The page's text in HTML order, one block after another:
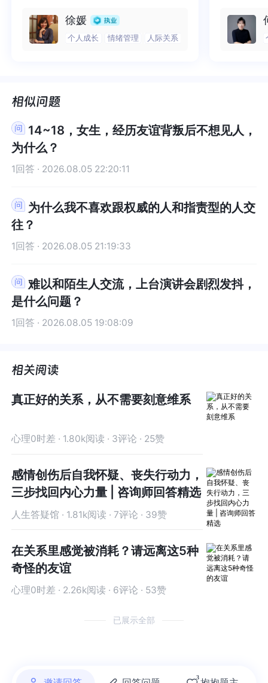
也可以针对这段关系来写，表达即舒缓，当你能够
去真诚一致地写出自己最真实的感受，就是在处理
的背后，你的具体信念是什么，这个是一个很好的
了，说明我没有价值了，我就不值得被喜欢等等。
你会发现，真正让你难受的是这些内在对自己的攻
的想法，比如，她可能会觉得，真好，有三个人可
差别，也是因为我们不同的人生经历形成了不同的
思维模式，但这个思维模式是可以改变的，告诉自
想法的，比如，他们两个好，不意味着我不好，我
价值的等等。当然，转变肯定不是一蹴而就的，而
是需要循序渐进，你也可以暂时想一些可以更好的
是否可以和她一起两个人相处，你比较喜欢这样的
方面，我们也可以慢慢过渡，试着有时候两个人相
处，有时候三个人一起，因为要一下子完全适应三
个人的关系，也是很难的。最后，我想说，要彻底
打破这个循坏，还需要回到自己，就是不通过任何
关系来确定自己的价值，而是处理好和自己的关
系，放下对理想父母和理想朋友的期待后，我们要
形成一个永远不会抛弃自己的稳定的客体，这样，
你才能真正走向独立，那个时候，你在多元关系中
也都会是非常自在的。至于怎么做自己的理想父母
和理想朋友，就需要我们不断地练习自我关怀，推
还有《恰如其分的孤独》。以上，供你参考，祝
好！
也可以针对这段关系来写，表达即舒缓，当你能够
去真诚一致地写出自己最真实的感受，就是在处理
的背后，你的具体信念是什么，这个是一个很好的
了，说明我没有价值了，我就不值得被喜欢等等。
你会发现，真正让你难受的是这些内在对自己的攻
的想法，比如，她可能会觉得，真好，有三个人可
差别，也是因为我们不同的人生经历形成了不同的
思维模式，但这个思维模式是可以改变的，告诉自
想法的，比如，他们两个好，不意味着我不好，我
价值的等等。当然，转变肯定不是一蹴而就的，而
是需要循序渐进，你也可以暂时想一些可以更好的
是否可以和她一起两个人相处，你比较喜欢这样的
方面，我们也可以慢慢过渡，试着有时候两个人相
处，有时候三个人一起，因为要一下子完全适应三
个人的关系，也是很难的。最后，我想说，要彻底
打破这个循坏，还需要回到自己，就是不通过任何
关系来确定自己的价值，而是处理好和自己的关
系，放下对理想父母和理想朋友的期待后，我们要
形成一个永远不会抛弃自己的稳定的客体，这样，
你才能真正走向独立，那个时候，你在多元关系中
也都会是非常自在的。至于怎么做自己的理想父母
和理想朋友，就需要我们不断地练习自我关怀，推
还有《恰如其分的孤独》。以上，供你参考，祝
好！
一部分未处理的情绪被注意到了，
而且当咨询师准确说出我当时的情
觉轻快了很多，感觉轻松了。很感
处理的情绪被注意到了，而且当咨
询师准确说出我当时的情绪，我感
了很多，感觉轻松了。很感谢咨询
徐媛
个人成长 情绪管理 人际关系
来，觉
再困于
不必再
梏，更
14~18，女生，经历友谊背叛后不想见人，
为什么？
1回答 · 2026.08.05 22:20:11
为什么我不喜欢跟权威的人和指责型的人交
往？
1回答 · 2026.08.05 21:19:33
难以和陌生人交流，上台演讲会剧烈发抖，
是什么问题？
1回答 · 2026.08.05 19:08:09
真正好的关系，从不需要刻意维系
心理0时差 · 1.80k阅读 · 3评论 · 25赞
感情创伤后自我怀疑、丧失行动力，
三步找回内心力量 | 咨询师回答精选
人生答疑馆 · 1.81k阅读 · 7评论 · 39赞
在关系里感觉被消耗？请远离这5种
奇怪的友谊
心理0时差 · 2.26k阅读 · 6评论 · 53赞
已展示全部
3